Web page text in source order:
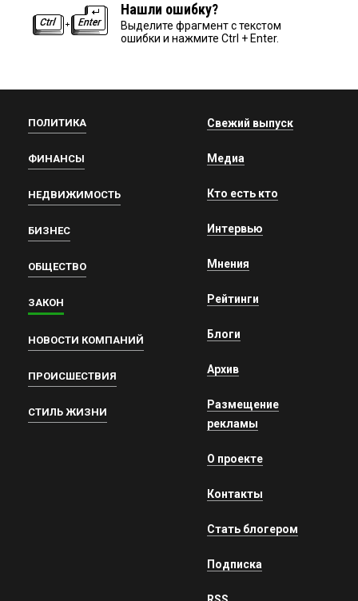
Нашли ошибку?
Выделите фрагмент с текстом
ошибки и нажмите Ctrl + Enter.
ПОЛИТИКА
ФИНАНСЫ
НЕДВИЖИМОСТЬ
БИЗНЕС
ОБЩЕСТВО
ЗАКОН
НОВОСТИ КОМПАНИЙ
ПРОИСШЕСТВИЯ
СТИЛЬ ЖИЗНИ
Свежий выпуск
Медиа
Кто есть кто
Интервью
Мнения
Рейтинги
Блоги
Архив
Размещение
рекламы
О проекте
Контакты
Стать блогером
Подписка